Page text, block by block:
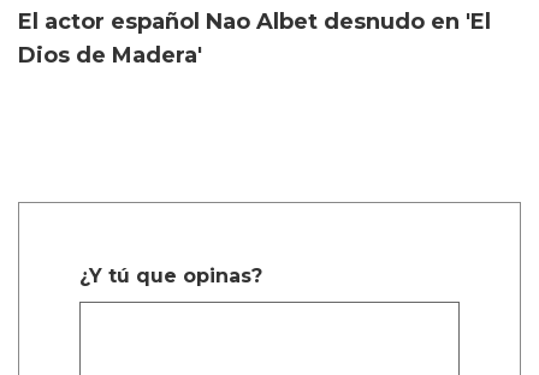
El actor español Nao Albet desnudo en 'El
Dios de Madera'
¿Y tú que opinas?